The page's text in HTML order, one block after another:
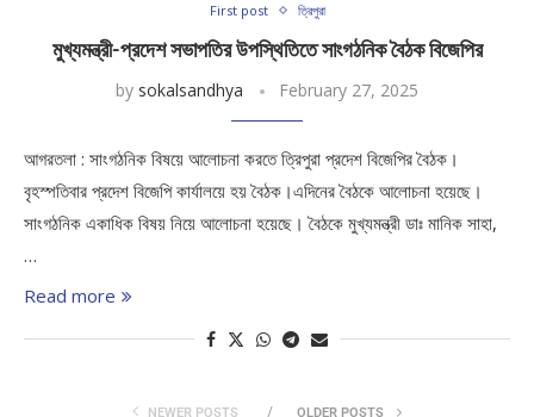
First post ত্রিপুরা
মুখ্যমন্ত্রী-প্রদেশ সভাপতির উপস্থিতিতে সাংগঠনিক বৈঠক বিজেপির
by sokalsandhya February 27, 2025
আগরতলা : সাংগঠনিক বিষয়ে আলোচনা করতে ত্রিপুরা প্রদেশ বিজেপির বৈঠক।
বৃহস্পতিবার প্রদেশ বিজেপি কার্যালয়ে হয় বৈঠক।এদিনের বৈঠকে আলোচনা হয়েছে।
সাংগঠনিক একাধিক বিষয় নিয়ে আলোচনা হয়েছে। বৈঠকে মুখ্যমন্ত্রী ডাঃ মানিক সাহা,
…
Read more
NEWER POSTS OLDER POSTS